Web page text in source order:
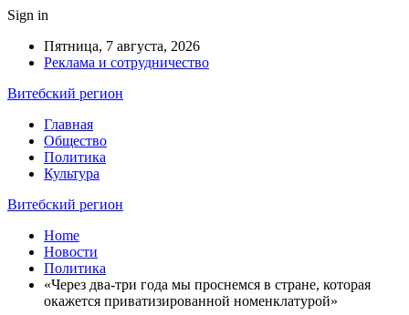
Sign in
Пятница, 7 августа, 2026
Реклама и сотрудничество
Витебский регион
Главная
Общество
Политика
Культура
Витебский регион
Home
Новости
Политика
«Через два-три года мы проснемся в стране, которая
окажется приватизированной номенклатурой»